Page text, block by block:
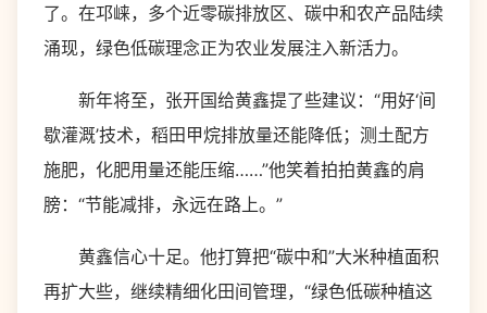
了。在邛崃，多个近零碳排放区、碳中和农产品陆续
涌现，绿色低碳理念正为农业发展注入新活力。
新年将至，张开国给黄鑫提了些建议：“用好‘间
歇灌溉’技术，稻田甲烷排放量还能降低；测土配方
施肥，化肥用量还能压缩……”他笑着拍拍黄鑫的肩
膀：“节能减排，永远在路上。”
黄鑫信心十足。他打算把“碳中和”大米种植面积
再扩大些，继续精细化田间管理，“绿色低碳种植这